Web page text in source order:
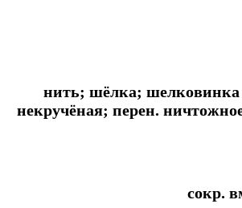
нить; шёлка; шелковинка
некручёная; перен.
сокр.